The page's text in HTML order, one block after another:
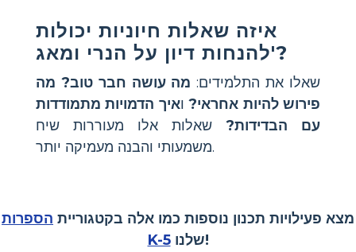
איזה שאלות חיוניות יכולות
להנחות דיון על הנרי ומאג'?
שאלו את התלמידים: מה עושה חבר טוב? מה
פירוש להיות אחראי?ואיך הדמויות מתמודדות
עם הבדידות? שאלות אלו מעוררות שיח
משמעותי והבנה מעמיקה יותר.
מצא פעילויות תכנון נוספות כמו אלה בקטגוריית הספרות
K-5
שלנו!